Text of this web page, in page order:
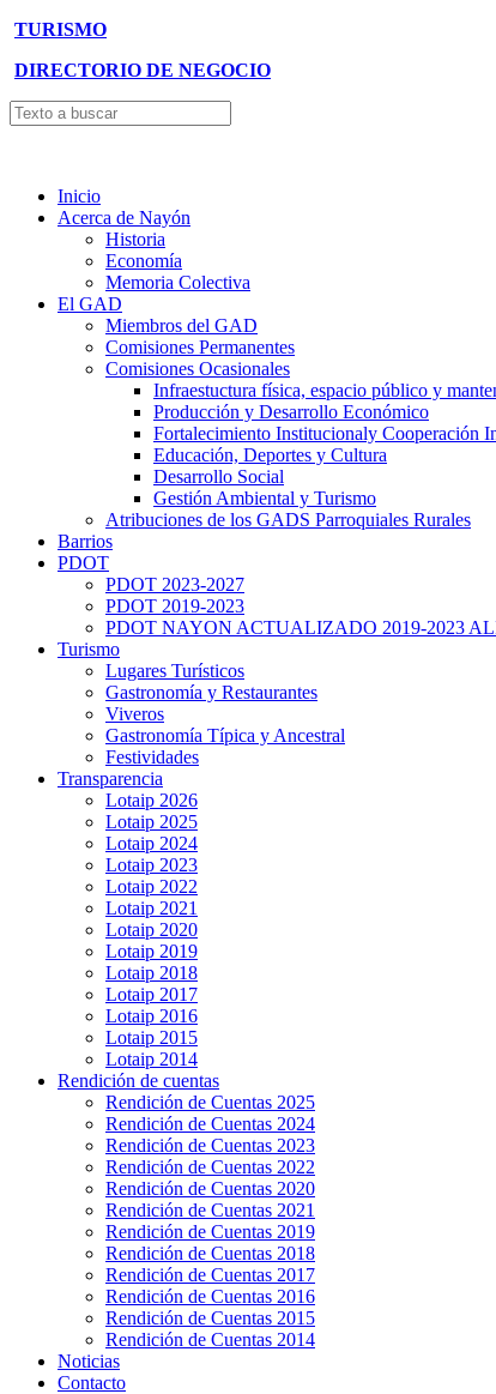
TURISMO
DIRECTORIO DE NEGOCIO
Inicio
Acerca de Nayón
Historia
Economía
Memoria Colectiva
El GAD
Miembros del GAD
Comisiones Permanentes
Comisiones Ocasionales
Infraestuctura física, espacio público y
Producción y Desarrollo Económico
Fortalecimiento Institucionaly Cooperación
Educación, Deportes y Cultura
Desarrollo Social
Gestión Ambiental y Turismo
Atribuciones de los GADS Parroquiales Rurales
Barrios
PDOT
PDOT 2023-2027
PDOT 2019-2023
PDOT NAYON ACTUALIZADO 2019-2023
Turismo
Lugares Turísticos
Gastronomía y Restaurantes
Viveros
Gastronomía Típica y Ancestral
Festividades
Transparencia
Lotaip 2026
Lotaip 2025
Lotaip 2024
Lotaip 2023
Lotaip 2022
Lotaip 2021
Lotaip 2020
Lotaip 2019
Lotaip 2018
Lotaip 2017
Lotaip 2016
Lotaip 2015
Lotaip 2014
Rendición de cuentas
Rendición de Cuentas 2025
Rendición de Cuentas 2024
Rendición de Cuentas 2023
Rendición de Cuentas 2022
Rendición de Cuentas 2020
Rendición de Cuentas 2021
Rendición de Cuentas 2019
Rendición de Cuentas 2018
Rendición de Cuentas 2017
Rendición de Cuentas 2016
Rendición de Cuentas 2015
Rendición de Cuentas 2014
Noticias
Contacto